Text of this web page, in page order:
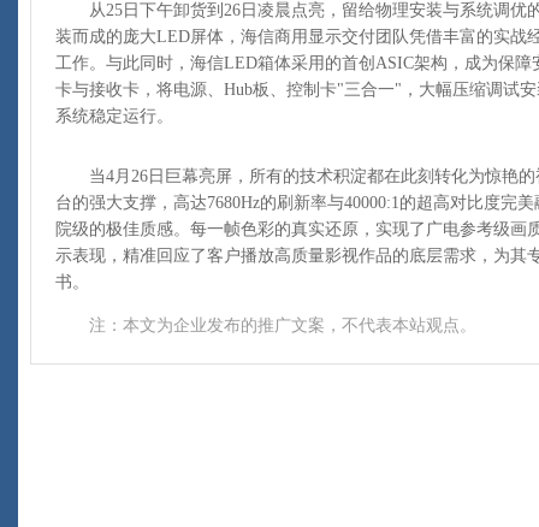
从25日下午卸货到26日凌晨点亮，留给物理安装与系统调优
装而成的庞大LED屏体，海信商用显示交付团队凭借丰富的实战
工作。与此同时，海信LED箱体采用的首创ASIC架构，成为保
卡与接收卡，将电源、Hub板、控制卡"三合一"，大幅压缩调试
系统稳定运行。
当4月26日巨幕亮屏，所有的技术积淀都在此刻转化为惊艳的
台的强大支撑，高达7680Hz的刷新率与40000:1的超高对比度完
院级的极佳质感。每一帧色彩的真实还原，实现了广电参考级画
示表现，精准回应了客户播放高质量影视作品的底层需求，为其
书。
注：本文为企业发布的推广文案，不代表本站观点。